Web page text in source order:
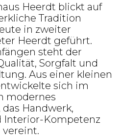
Heerdt blickt auf
Tradition
in zweiter
Heerdt geführt.
steht der
Sorgfalt und
Aus einer kleinen
sich im
modernes
Handwerk,
Interior-Kompetenz